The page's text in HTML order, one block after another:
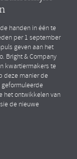
handen in één te
per 1 september
geven aan het
Bright & Company
kwartiermakers te
deze manier de
het ontwikkelen van
de nieuwe